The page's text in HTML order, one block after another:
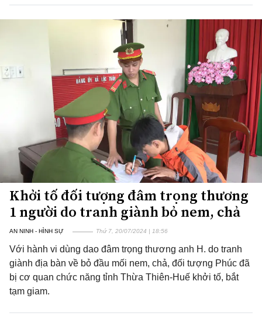
Khởi tố đối tượng đâm trọng thương
1 người do tranh giành bỏ nem, chả
AN NINH - HÌNH SỰ Thứ 7, 20/07/2024 | 18:56
Với hành vi dùng dao đâm trọng thương anh H. do tranh
giành địa bàn về bỏ đầu mối nem, chả, đối tượng Phúc đã
bị cơ quan chức năng tỉnh Thừa Thiên-Huế khởi tố, bắt
tạm giam.